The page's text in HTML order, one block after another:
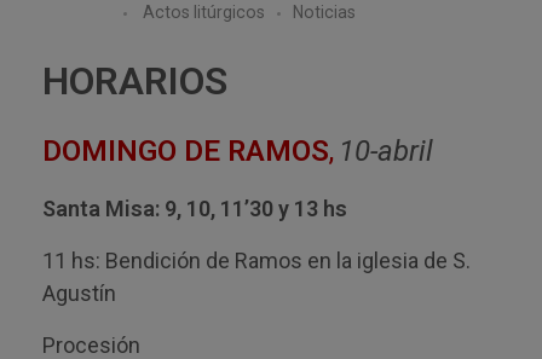
Actos litúrgicos
Noticias
HORARIOS
DOMINGO DE RAMOS, 10-abril
Santa Misa: 9, 10, 11’30 y 13 hs
11 hs: Bendición de Ramos en la iglesia de S.
Agustín
Procesión